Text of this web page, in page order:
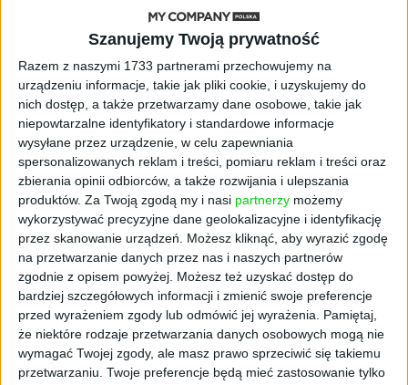
Szanujemy Twoją prywatność
Razem z naszymi 1733 partnerami przechowujemy na
urządzeniu informacje, takie jak pliki cookie, i uzyskujemy do
nich dostęp, a także przetwarzamy dane osobowe, takie jak
niepowtarzalne identyfikatory i standardowe informacje
wysyłane przez urządzenie, w celu zapewniania
spersonalizowanych reklam i treści, pomiaru reklam i treści oraz
zbierania opinii odbiorców, a także rozwijania i ulepszania
produktów. Za Twoją zgodą my i nasi partnerzy możemy
wykorzystywać precyzyjne dane geolokalizacyjne i identyfikację
przez skanowanie urządzeń. Możesz kliknąć, aby wyrazić zgodę
na przetwarzanie danych przez nas i naszych partnerów
zgodnie z opisem powyżej. Możesz też uzyskać dostęp do
bardziej szczegółowych informacji i zmienić swoje preferencje
przed wyrażeniem zgody lub odmówić jej wyrażenia. Pamiętaj,
że niektóre rodzaje przetwarzania danych osobowych mogą nie
wymagać Twojej zgody, ale masz prawo sprzeciwić się takiemu
przetwarzaniu. Twoje preferencje będą mieć zastosowanie tylko
sklepie Biedronka - co
dalej z jedzeniem?
W przypadku wystąpienia nadwyżek w
sklepach sieci Biedronka
użytkownicy
aplikacji Too Good To Go będą mogli kupić
paczki niespodzianki za 1/3 ceny wyjściowej.
W paczkach znajdą się produkty o krótkich
terminach ważności, np. warzywa, owoce,
pieczywo, a także paczkowane: wędliny,
mięsa, ryby, gotowe dania.
Ograniczenie zjawiska marnowania żywności
jest jednym z kluczowych zobowiązań w
ramach społecznej odpowiedzialności sieci
Biedronka. Żywność z bliskim terminem